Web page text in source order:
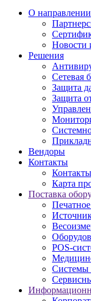
О направлении
Новости
Решения
Сетевая
Защита
Защита
Вендоры
Контакты
Контакты
Карта
Поставка
POS-
Системы